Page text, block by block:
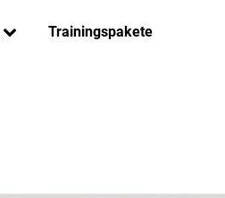
Trainingspakete